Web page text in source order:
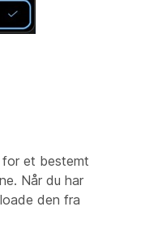
for et bestemt
Når du har
den fra